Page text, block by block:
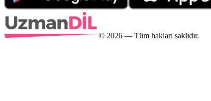
© 2026 — Tüm hakları saklıdır.